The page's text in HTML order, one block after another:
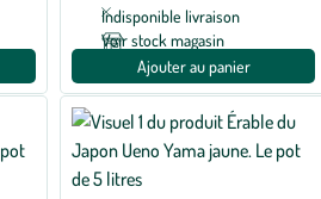
Indisponible livraison
Voir stock magasin
Ajouter au panier